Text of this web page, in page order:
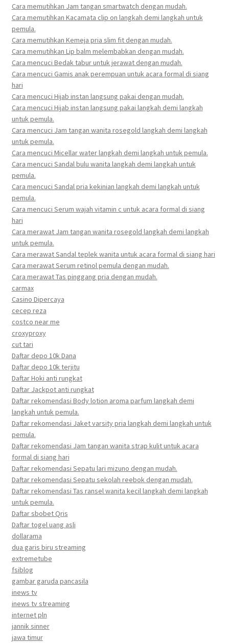
Cara memutihkan Jam tangan smartwatch dengan mudah.
Cara memutihkan Kacamata clip on langkah demi langkah untuk
pemula.
Cara memutihkan Kemeja pria slim fit dengan mudah.
Cara memutihkan Lip balm melembabkan dengan mudah.
Cara mencuci Bedak tabur untuk jerawat dengan mudah.
Cara mencuci Gamis anak perempuan untuk acara formal di siang
hari
Cara mencuci Hijab instan langsung pakai dengan mudah.
Cara mencuci Hijab instan langsung pakai langkah demi langkah
untuk pemula.
Cara mencuci Jam tangan wanita rosegold langkah demi langkah
untuk pemula.
Cara mencuci Micellar water langkah demi langkah untuk pemula.
Cara mencuci Sandal bulu wanita langkah demi langkah untuk
pemula.
Cara mencuci Sandal pria kekinian langkah demi langkah untuk
pemula.
Cara mencuci Serum wajah vitamin c untuk acara formal di siang
hari
Cara merawat Jam tangan wanita rosegold langkah demi langkah
untuk pemula.
Cara merawat Sandal teplek wanita untuk acara formal di siang hari
Cara merawat Serum retinol pemula dengan mudah.
Cara merawat Tas pinggang pria dengan mudah.
carmax
Casino Dipercaya
cecep reza
costco near me
croxyproxy
cut tari
Daftar depo 10k Dana
Daftar depo 10k terjitu
Daftar Hoki anti rungkat
Daftar Jackpot anti rungkat
Daftar rekomendasi Body lotion aroma parfum langkah demi
langkah untuk pemula.
Daftar rekomendasi Jaket varsity pria langkah demi langkah untuk
pemula.
Daftar rekomendasi Jam tangan wanita strap kulit untuk acara
formal di siang hari
Daftar rekomendasi Sepatu lari mizuno dengan mudah.
Daftar rekomendasi Sepatu sekolah reebok dengan mudah.
Daftar rekomendasi Tas ransel wanita kecil langkah demi langkah
untuk pemula.
Daftar sbobet Qris
Daftar togel uang asli
dollarama
dua garis biru streaming
extremetube
fsiblog
gambar garuda pancasila
inews tv
inews tv streaming
internet pln
jannik sinner
jawa timur